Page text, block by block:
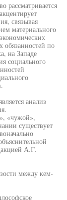
рассматривается
связывая
материального
обязанностей по
на Западе
социального
анализ
«чужой»,
существует
А.Г.
между кем-